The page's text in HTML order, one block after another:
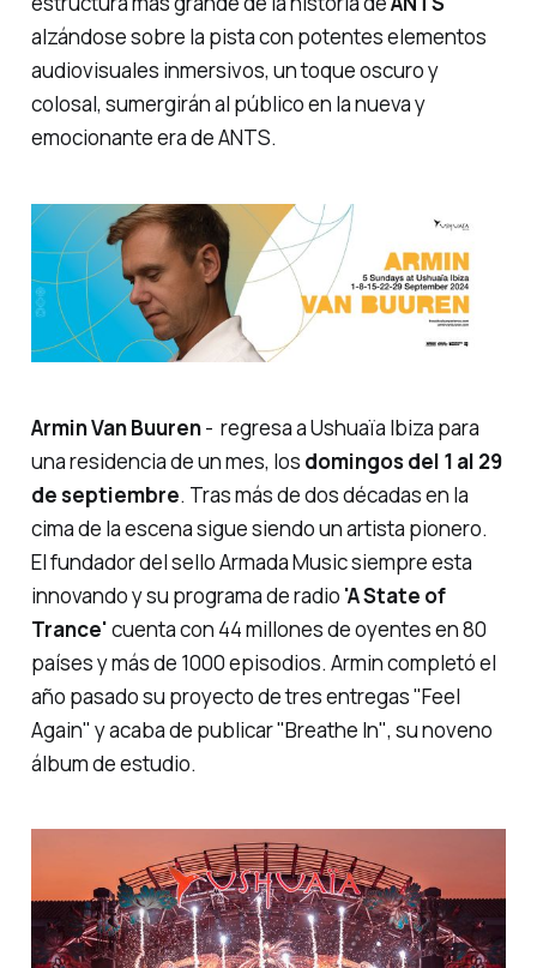
alzándose sobre la pista con potentes elementos
audiovisuales inmersivos, un toque oscuro y
colosal, sumergirán al público en la nueva y
emocionante era de ANTS.
Armin Van Buuren- regresa a Ushuaïa Ibiza para
una residencia de un mes, los domingos del 1 al 29
de septiembre. Tras más de dos décadas en la
cima de la escena sigue siendo un artista pionero.
El fundador del sello Armada Music siempre esta
innovando y su programa de radio 'A State of
Trance'cuenta con 44 millones de oyentes en 80
países y más de 1000 episodios. Armin completó el
año pasado su proyecto de tres entregas"Feel
Again" y acaba de publicar"Breathe In", su noveno
álbum de estudio.